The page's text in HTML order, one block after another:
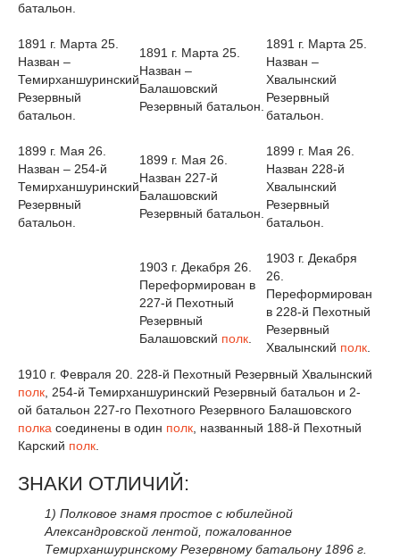
батальон.
1891 г. Марта 25.
Назван –
Темирханшуринский
Резервный
батальон.
1891 г. Марта 25.
Назван –
Балашовский
Резервный батальон.
1891 г. Марта 25.
Назван –
Хвалынский
Резервный
батальон.
1899 г. Мая 26.
Назван – 254-й
Темирханшуринский
Резервный
батальон.
1899 г. Мая 26.
Назван 227-й
Балашовский
Резервный батальон.
1899 г. Мая 26.
Назван 228-й
Хвалынский
Резервный
батальон.
1903 г. Декабря 26.
Переформирован в
227-й Пехотный
Резервный
Балашовский полк
1903 г. Декабря
26.
Переформирован
в 228-й Пехотный
Резервный
Хвалынский полк
1910 г. Февраля 20. 228-й Пехотный Резервный Хвалынский
полк, 254-й Темирханшуринский Резервный батальон и 2-
ой батальон 227-го Пехотного Резервного Балашовского
полка соединены в один полк, названный 188-й Пехотный
Карский полк.
ЗНАКИ ОТЛИЧИЙ:
1) Полковое знамя простое с юбилейной
Александровской лентой, пожалованное
Темирханшуринскому Резервному батальону 1896 г.